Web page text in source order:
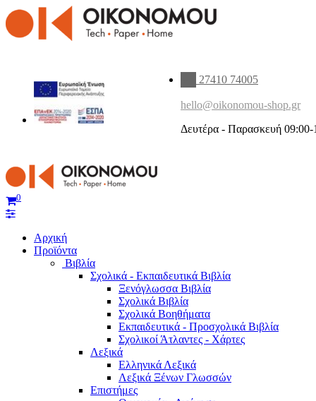
27410 74005
hello@oikonomou-shop.gr
Δευτέρα - Παρασκευή 09:00-
0
Αρχική
Προϊόντα
Βιβλία
Σχολικά - Εκπαιδευτικά Βιβλία
Ξενόγλωσσα Βιβλία
Σχολικά Βιβλία
Σχολικά Βοηθήματα
Εκπαιδευτικά - Προσχολικά Βιβλία
Σχολικοί Άτλαντες - Χάρτες
Λεξικά
Ελληνικά Λεξικά
Λεξικά Ξένων Γλωσσών
Επιστήμες